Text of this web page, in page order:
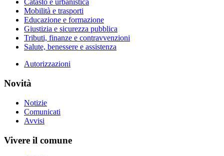
Catasto e urbanistica
Mobilità e trasporti
Educazione e formazione
Giustizia e sicurezza pubblica
Tributi, finanze e contravvenzioni
Salute, benessere e assistenza
Autorizzazioni
Novità
Notizie
Comunicati
Avvisi
Vivere il comune